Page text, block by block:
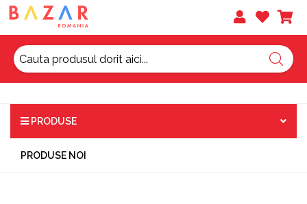
PRODUSE
PRODUSE NOI